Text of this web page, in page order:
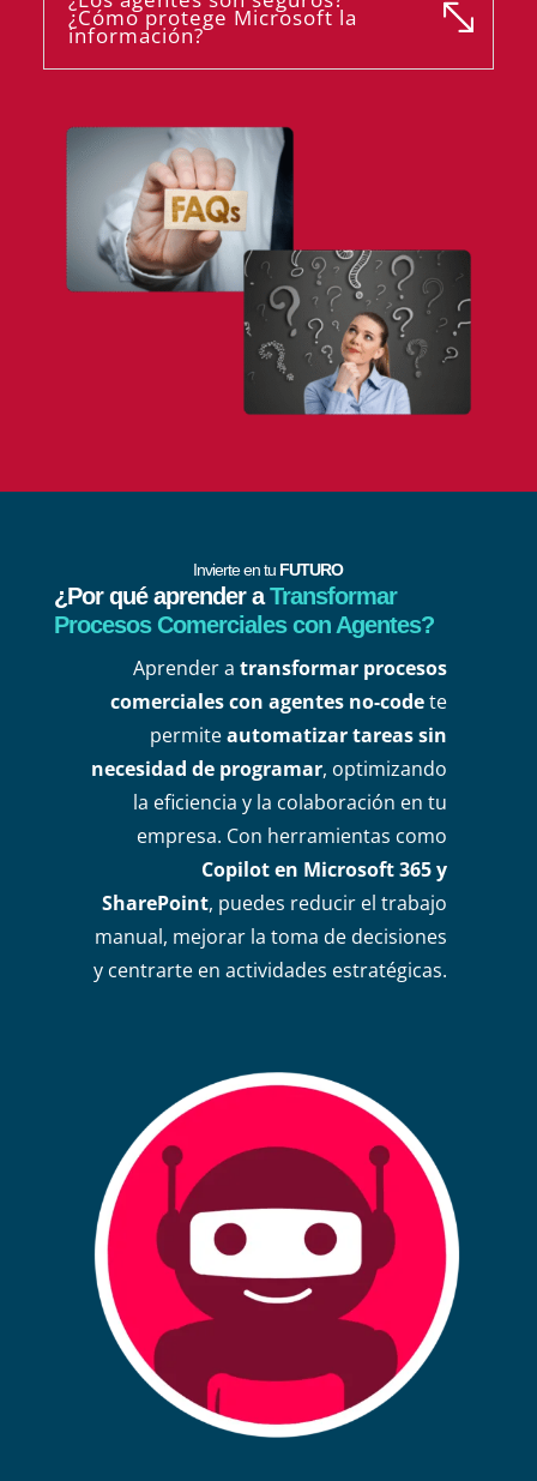
¿Cómo protege Microsoft la
información?
Invierte en tu FUTURO
¿Por qué aprender aTransformar
Procesos Comerciales con Agentes?
Aprender atransformar procesos
comerciales con agentes no-codete
permiteautomatizar tareas sin
necesidad de programar, optimizando
la eficiencia y la colaboración en tu
empresa. Con herramientas como
Copilot en Microsoft 365 y
SharePoint, puedes reducir el trabajo
manual, mejorar la toma de decisiones
y centrarte en actividades estratégicas.